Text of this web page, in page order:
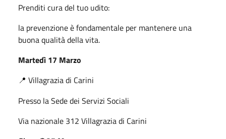
Prenditi cura del tuo udito:
la prevenzione è fondamentale per mantenere una
buona qualità della vita.
Martedì 17 Marzo
📍 Villagrazia di Carini
Presso la Sede dei Servizi Sociali
Via nazionale 312 Villagrazia di Carini